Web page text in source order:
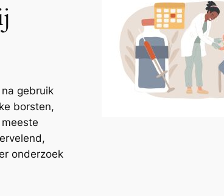
gebruik
borsten,
onderzoek